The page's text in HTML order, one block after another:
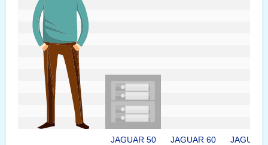
JAGUAR 50 JAGUAR 60 JAGUAR